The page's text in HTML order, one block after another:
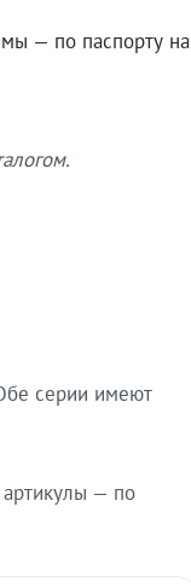
— по паспорту на
серии имеют
— по